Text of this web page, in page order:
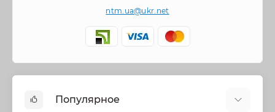
ntm.ua@ukr.net
Популярное